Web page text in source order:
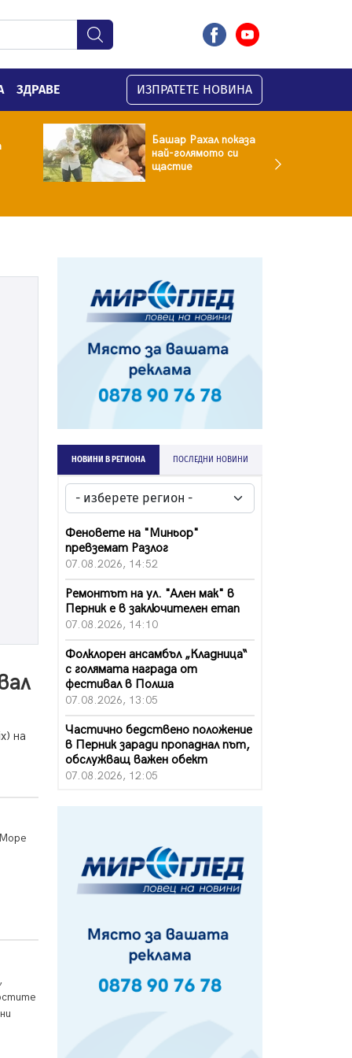
ЗДРАВЕ ИЗПРАТЕТЕ НОВИНА
Башар Рахал показа
най-голямото си
щастие
на
НОВИНИ В РЕГИОНА ПОСЛЕДНИ НОВИНИ
Феновете на "Миньор"
превземат Разлог
07.08.2026, 14:52
Ремонтът на ул. "Ален мак" в
Перник е в заключителен етап
07.08.2026, 14:10
Фолклорен ансамбъл „Кладница“
с голямата награда от
фестивал в Полша
07.08.2026, 13:05
Частично бедствено положение
в Перник заради пропаднал път,
обслужващ важен обект
07.08.2026, 12:05
Първите крачки в помощ на
пенсионерите в Перник, вече са
факт
Пак ограничават камионите по
магистралите в петък и неделя.
07.08.2026, 07:55